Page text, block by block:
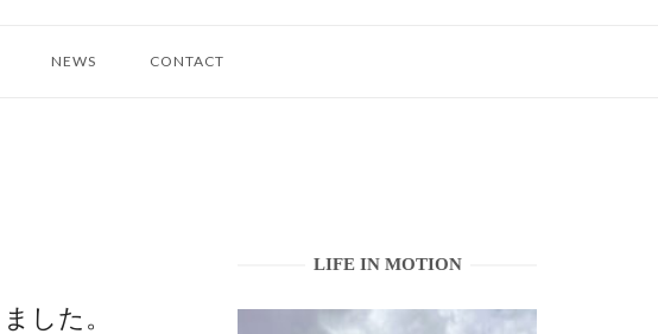
NEWS CONTACT
した。
LIFE IN MOTION